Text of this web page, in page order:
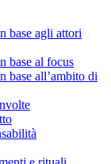
base agli attori
base al focus
base all’ambito di